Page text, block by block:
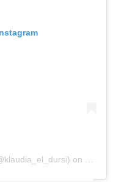
on Mar